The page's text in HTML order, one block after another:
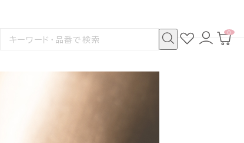
検
お
気
ロ
グ
カ
0